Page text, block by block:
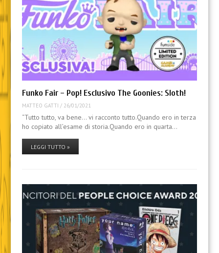
Funko Fair – Pop! Esclusivo The Goonies: Sloth!
MATTEO GATTI / 26/01/2021
“Tutto tutto, va bene… vi racconto tutto.Quando ero in terza
ho copiato all’esame di storia.Quando ero in quarta…
LEGGI TUTTO »